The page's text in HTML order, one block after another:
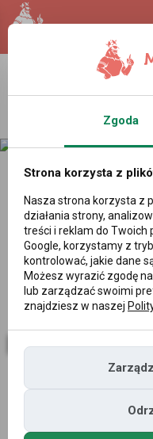
5 godzin temu Redakcja
Bezpłatna
Państwo
kolejnym
Norwegii
miejsca w
przedstawia
Zgoda
Strona korzysta z
Nasza strona korzysta z
działania strony,
treści i reklam do Twoich
Google, korzystamy z
kontrolować, jakie dane
Możesz wyrazić zgodę
lub zarządzać swoimi
znajdziesz w naszej